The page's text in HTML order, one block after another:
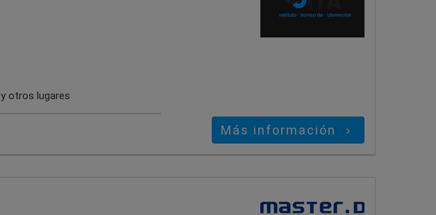
y otros lugares
Más información